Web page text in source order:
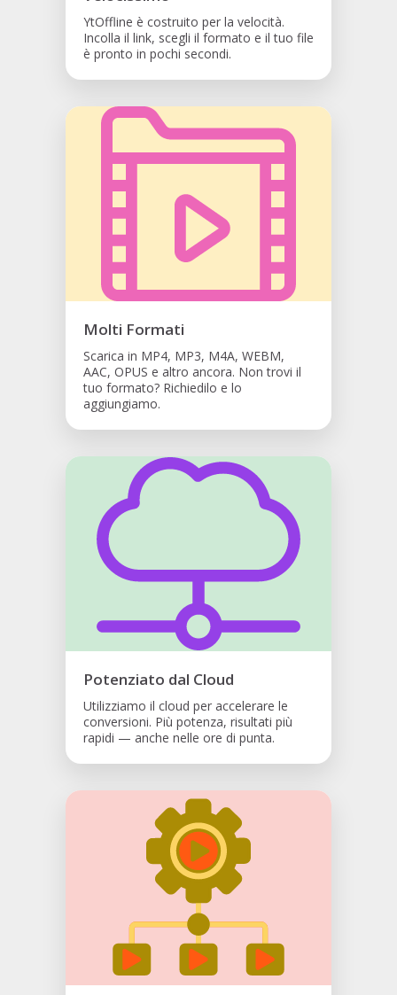
YtOffline è costruito per la velocità.
Incolla il link, scegli il formato e il tuo file
è pronto in pochi secondi.
Molti Formati
Scarica in MP4, MP3, M4A, WEBM,
AAC, OPUS e altro ancora. Non trovi il
tuo formato? Richiedilo e lo
aggiungiamo.
Potenziato dal Cloud
Utilizziamo il cloud per accelerare le
conversioni. Più potenza, risultati più
rapidi — anche nelle ore di punta.